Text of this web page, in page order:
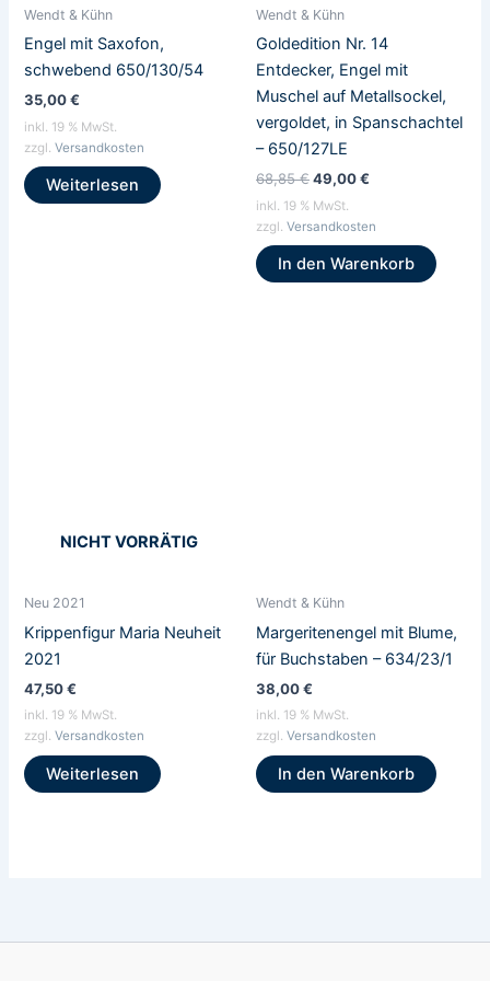
Wendt & Kühn
Engel mit Saxofon,
schwebend 650/130/54
35,00€
inkl. 19 % MwSt.
zzgl.Versandkosten
Weiterlesen
Wendt & Kühn
Goldedition Nr. 14
Entdecker, Engel mit
Muschel auf Metallsockel,
vergoldet, in Spanschachtel
– 650/127LE
68,85€49,00€
inkl. 19 % MwSt.
zzgl. Versandkosten
In den Warenkorb
NICHT VORRÄTIG
Neu 2021
Krippenfigur Maria Neuheit
2021
47,50€
inkl. 19 % MwSt.
zzgl.Versandkosten
Weiterlesen
Wendt & Kühn
Margeritenengel mit Blume,
für Buchstaben – 634/23/1
38,00€
inkl. 19 % MwSt.
zzgl. Versandkosten
In den Warenkorb